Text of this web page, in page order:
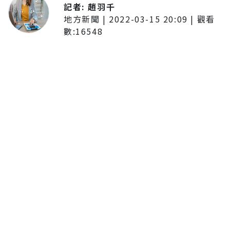
記者:趙羽千
地方新聞 | 2022-03-15 20:09 | 觀看
數:16548